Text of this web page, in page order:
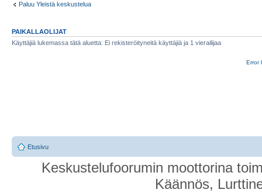
Paluu Yleistä keskustelua
PAIKALLAOLIJAT
Käyttäjiä lukemassa tätä aluetta: Ei rekisteröityneitä käyttäjiä ja 1 vierailijaa
Error
Etusivu
Keskustelufoorumin moottorina
Käännös,